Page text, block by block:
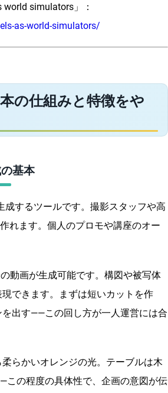
world simulators」：
as-world-simulators/
の仕組みと特徴をや
基本
成するツールです。撮影スタッフや高
れます。個人のプロモや講座のオー
動画が生成可能です。構図や被写体
できます。まずは短いカットを作
出す――この回し方が一人運営には合
らかいオレンジの光。テーブルは木
この程度の具体性で、企画の意図が伝